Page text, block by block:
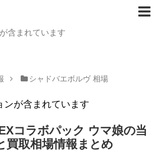
含まれています
シャドバエボルヴ 相場
ンが含まれています
コラボパック ウマ娘の当
買取相場情報まとめ